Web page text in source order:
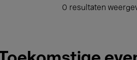
0 resultaten